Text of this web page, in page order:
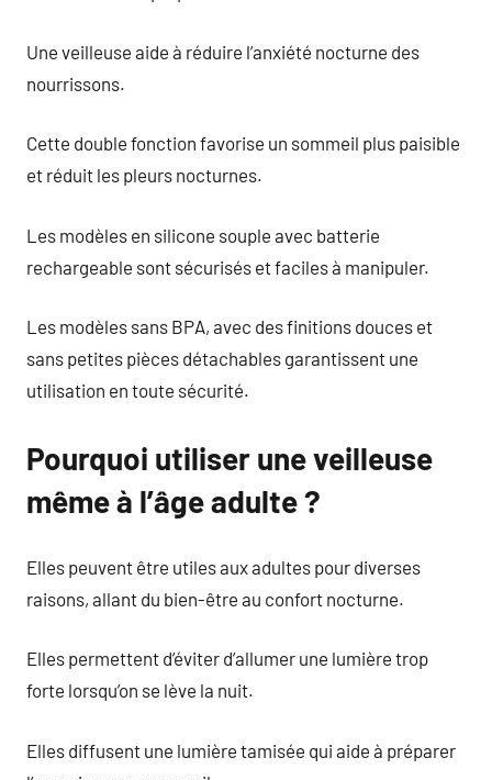
Une veilleuse aide à réduire l’anxiété nocturne des
nourrissons.
Cette double fonction favorise un sommeil plus paisible
et réduit les pleurs nocturnes.
Les modèles en silicone souple avec batterie
rechargeable sont sécurisés et faciles à manipuler.
Les modèles sans BPA, avec des finitions douces et
sans petites pièces détachables garantissent une
utilisation en toute sécurité.
Pourquoi utiliser une veilleuse
même à l’âge adulte ?
Elles peuvent être utiles aux adultes pour diverses
raisons, allant du bien-être au confort nocturne.
Elles permettent d’éviter d’allumer une lumière trop
forte lorsqu’on se lève la nuit.
Elles diffusent une lumière tamisée qui aide à préparer